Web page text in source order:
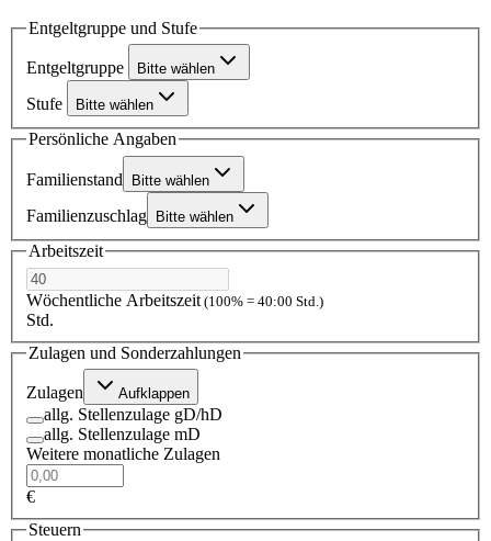
Entgeltgruppe und Stufe
Entgeltgruppe Bitte wählen
Stufe Bitte wählen
Persönliche Angaben
Familienstand Bitte wählen
Familienzuschlag Bitte wählen
Arbeitszeit
Wöchentliche Arbeitszeit (100% = 40:00 Std.)
Std.
Zulagen und Sonderzahlungen
Zulagen Aufklappen
allg. Stellenzulage gD/hD
allg. Stellenzulage mD
Weitere monatliche Zulagen
€
Steuern